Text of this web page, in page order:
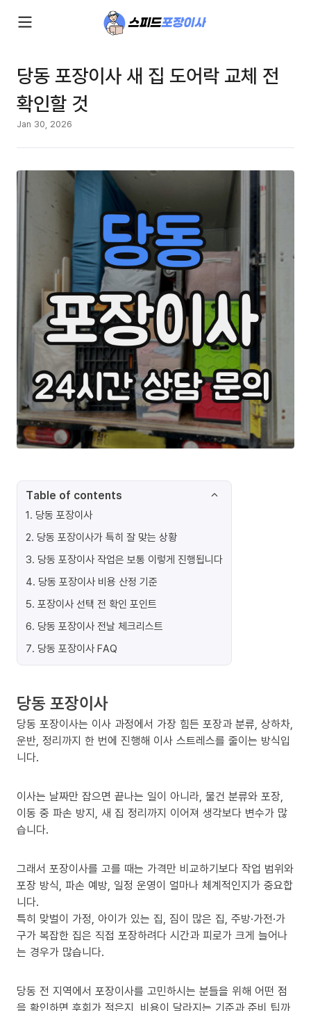
당동 포장이사 새 집 도어락 교체 전
확인할 것
Jan 30, 2026
Table of contents
1. 당동 포장이사
2. 당동 포장이사가 특히 잘 맞는 상황
3. 당동 포장이사 작업은 보통 이렇게 진행됩니다
4. 당동 포장이사 비용 산정 기준
5. 포장이사 선택 전 확인 포인트
6. 당동 포장이사 전날 체크리스트
7. 당동 포장이사 FAQ
당동 포장이사
당동 포장이사는 이사 과정에서 가장 힘든 포장과 분류, 상하차,
운반, 정리까지 한 번에 진행해 이사 스트레스를 줄이는 방식입
니다.
이사는 날짜만 잡으면 끝나는 일이 아니라, 물건 분류와 포장,
이동 중 파손 방지, 새 집 정리까지 이어져 생각보다 변수가 많
습니다.
그래서 포장이사를 고를 때는 가격만 비교하기보다 작업 범위와
포장 방식, 파손 예방, 일정 운영이 얼마나 체계적인지가 중요합
니다.
특히 맞벌이 가정, 아이가 있는 집, 짐이 많은 집, 주방·가전·가
구가 복잡한 집은 직접 포장하려다 시간과 피로가 크게 늘어나
는 경우가 많습니다.
당동 전 지역에서 포장이사를 고민하시는 분들을 위해 어떤 점
을 확인하면 후회가 적은지, 비용이 달라지는 기준과 준비 팁까